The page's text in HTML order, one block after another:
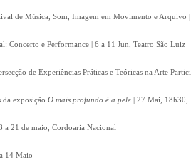
de Música, Som, Imagem em Movimento e Arquivo
Concerto e Performance | 6 a 11 Jun, Teatro São Luiz
de Experiências Práticas e Teóricas na Arte
exposição O mais profundo é a pele | 27 Mai, 18h30,
a 21 de maio, Cordoaria Nacional
14 Maio